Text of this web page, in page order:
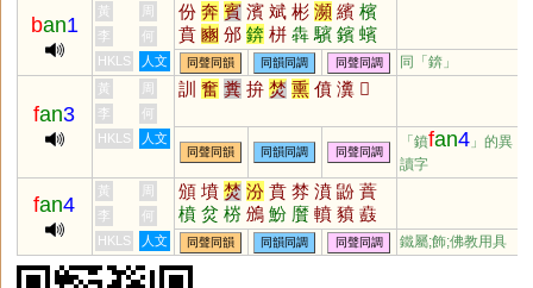
ban1
黃 周 份 奔 賓 濱 斌 彬 瀕 繽 檳
賁 豳 邠 錛 栟 犇 驞 鑌 蠙
璸 儐 泍 玢 攽 渀 汃 椕 礗
豩 虨 霦 蟦
李
何
HKLS
人文 同聲同韻 同韻同調 同聲同調 同「錛 」
fan3
黃 周 訓 奮 糞 拚 焚 熏 僨 瀵 𡊄
李
何
HKLS
人文
同聲同韻 同韻同調 同聲同調
「鐼fan4 」的異
讀字
fan4
黃 周 頒 墳 焚 汾 賁 棼 濆 鼢 蕡
橨 炃 梤 鳻 魵 黂 轒 豶 鼖
羵 幩 蒶 蚡 羒 枌 妢
李
何
HKLS
人文 同聲同韻 同韻同調 同聲同調 鐵屬;飾;佛教用具